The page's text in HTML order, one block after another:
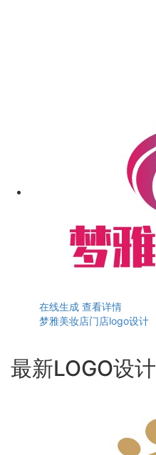
在线生成 查看详情
梦雅美妆店门店logo设计
最新LOGO设计